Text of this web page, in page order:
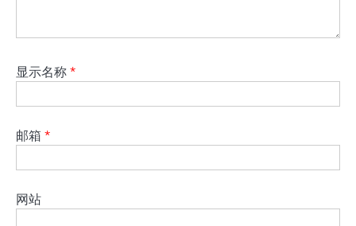
显示名称 *
邮箱 *
网站